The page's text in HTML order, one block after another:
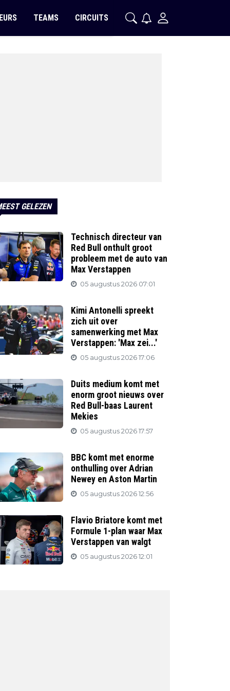
TEAMS CIRCUITS
GELEZEN
Technisch directeur van
Red Bull onthult groot
probleem met de auto van
Max Verstappen
05 augustus 2026 07:01
Kimi Antonelli spreekt
zich uit over
samenwerking met Max
Verstappen: 'Max zei...'
05 augustus 2026 17:06
Duits medium komt met
enorm groot nieuws over
Red Bull-baas Laurent
Mekies
05 augustus 2026 17:57
BBC komt met enorme
onthulling over Adrian
Newey en Aston Martin
05 augustus 2026 12:56
Flavio Briatore komt met
Formule 1-plan waar Max
Verstappen van walgt
05 augustus 2026 12:01